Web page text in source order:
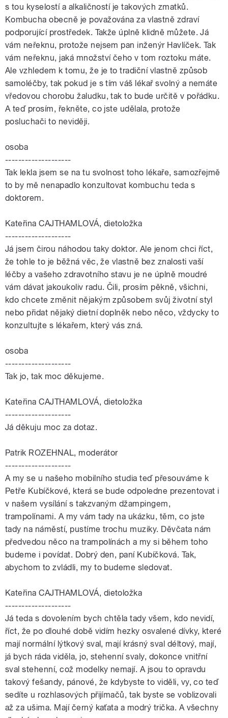
s tou kyselostí a alkaličností je takových zmatků.
Kombucha obecně je považována za vlastně zdraví
podporující prostředek. Takže úplně klidně můžete. Já
vám neřeknu, protože nejsem pan inženýr Havlíček. Tak
vám neřeknu, jaká množství čeho v tom roztoku máte.
Ale vzhledem k tomu, že je to tradiční vlastně způsob
samoléčby, tak pokud je s tím váš lékař svolný a nemáte
vředovou chorobu žaludku, tak to bude určitě v pořádku.
A teď prosím, řekněte, co jste udělala, protože
posluchači to neviději.
osoba
--------------------
Tak lekla jsem se na tu svolnost toho lékaře, samozřejmě
to by mě nenapadlo konzultovat kombuchu teda s
doktorem.
Kateřina CAJTHAMLOVÁ, dietoložka
--------------------
Já jsem čirou náhodou taky doktor. Ale jenom chci říct,
že tohle to je běžná věc, že vlastně bez znalosti vaší
léčby a vašeho zdravotního stavu je ne úplně moudré
vám dávat jakoukoliv radu. Čili, prosím pěkně, všichni,
kdo chcete změnit nějakým způsobem svůj životní styl
nebo přidat nějaký dietní doplněk nebo něco, vždycky to
konzultujte s lékařem, který vás zná.
osoba
--------------------
Tak jo, tak moc děkujeme.
Kateřina CAJTHAMLOVÁ, dietoložka
--------------------
Já děkuju moc za dotaz.
Patrik ROZEHNAL, moderátor
--------------------
A my se u našeho mobilního studia teď přesouváme k
Petře Kubíčkové, která se bude odpoledne prezentovat i
v našem vysílání s takzvaným džampingem,
trampolínami. A my vám tady na ukázku, těm, co jste
tady na náměstí, pustíme trochu muziky. Děvčata nám
předvedou něco na trampolínách a my si během toho
budeme i povídat. Dobrý den, paní Kubíčková. Tak,
abychom to zvládli, my to budeme sledovat.
Kateřina CAJTHAMLOVÁ, dietoložka
--------------------
Já teda s dovolením bych chtěla tady všem, kdo nevidí,
říct, že po dlouhé době vidím hezky osvalené dívky, které
mají normální lýtkový sval, mají krásný sval déltový, mají,
já bych ráda viděla, jo, stehenní svaly, dokonce vnitřní
sval stehenní, což modelky nemají. A jsou to opravdu
takový fešandy, pánové, že kdybyste to viděli, vy, co teď
sedíte u rozhlasových přijímačů, tak byste se voblizovali
až za ušima. Mají černý kaťata a modrý trička. A všechny